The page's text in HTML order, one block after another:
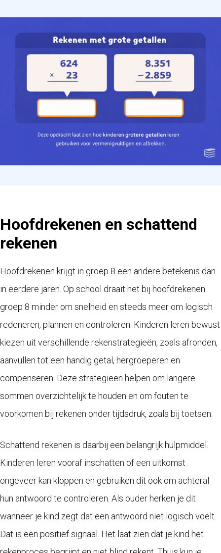
Hoofdrekenen en schattend
rekenen
Hoofdrekenen krijgt in groep 8 een andere betekenis dan
in eerdere jaren. Op school draait het bij hoofdrekenen
groep 8 minder om snelheid en steeds meer om logisch
redeneren, plannen en controleren. Kinderen leren bewust
kiezen uit verschillende rekenstrategieën, zoals afronden,
aanvullen tot een handig getal, hergroeperen en
compenseren. Deze strategieën helpen om langere
sommen overzichtelijk te houden en om fouten te
voorkomen bij rekenen onder tijdsdruk, zoals bij toetsen.
Schattend rekenen is daarbij een belangrijk hulpmiddel.
Kinderen leren vooraf inschatten of een uitkomst
ongeveer kan kloppen en gebruiken dit ook om achteraf
hun antwoord te controleren. Als ouder herken je dit
wanneer je kind zegt dat een antwoord niet logisch voelt.
Dat is een positief signaal. Het laat zien dat je kind het